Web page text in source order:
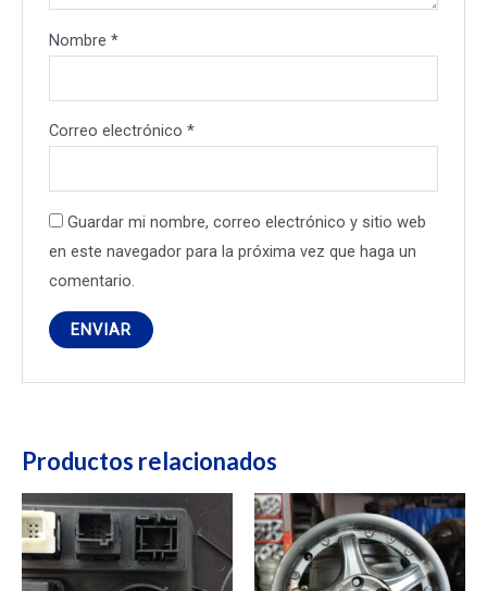
Nombre*
Correo electrónico*
Guardar mi nombre, correo electrónico y sitio web
en este navegador para la próxima vez que haga un
comentario.
Productos relacionados